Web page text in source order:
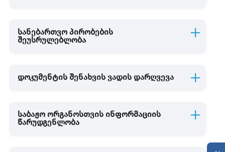
სანებართვო პირობების
შეუსრულებლობა
დოკუმენტის შენახვის ვადის დარღვევა
საბაჟო ორგანოსთვის ინფორმაციის
წარუდგენლობა